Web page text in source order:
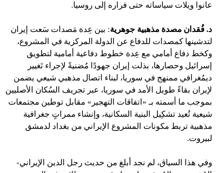
عانوا ويلات سياساته حتى فراره إلى روسيا.
د. فُقدان مصدة مذهبية جوهرية: بين عِدة مَصدات سَعت إيران
لتدشينها كمصدات للدفاع عن الدولة المركزية في المشروع،
وكخط دفاع أمامي مع عِدة خطوط دفاعية أمامية لتطويق
إسرائيل وحصارها، بذلت إيران جهودًا مُضنيةً لإجراء تَغيير
ديمُغرافي ممنهج في سوريا، لبناء اتصال مذهبي شيعي يضمن
لإيران بقاءً طويل الأمد في سوريا، عبر تجريف السُكان الأصليين
بموجب ما أسمته بـ «اتفاقات التهجير» مقابل توطين مجتمعات
شيعية تُعيد تشكِيل البنية السكانية، وإنشاء ممراتٍ جغرافية
مذهبية تربط مكونات المشروع الإيراني من بغداد لدمشق
لبيروت.
وفي هذا السياق، لم نجد أبلغ من حديث رجل الدين الإيراني-